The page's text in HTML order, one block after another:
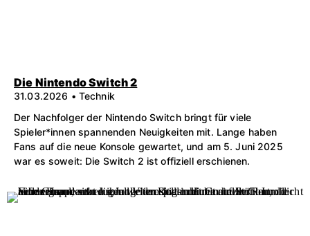
Die Nintendo Switch 2
31.03.2026 • Technik
Der Nachfolger der Nintendo Switch bringt für viele
Spieler*innen spannenden Neuigkeiten mit. Lange haben
Fans auf die neue Konsole gewartet, und am 5. Juni 2025
war es soweit: Die Switch 2 ist offiziell erschienen.